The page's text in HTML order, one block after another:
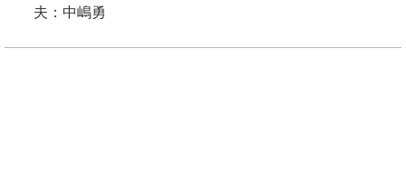
夫：中嶋勇